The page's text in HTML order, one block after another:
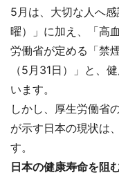
5月は、大切な人へ
曜）」に加え、「高
労働省が定める「禁
（5月31日）」と、
います。
しかし、厚生労働省
が示す日本の現状は
す。
日本の健康寿命を阻